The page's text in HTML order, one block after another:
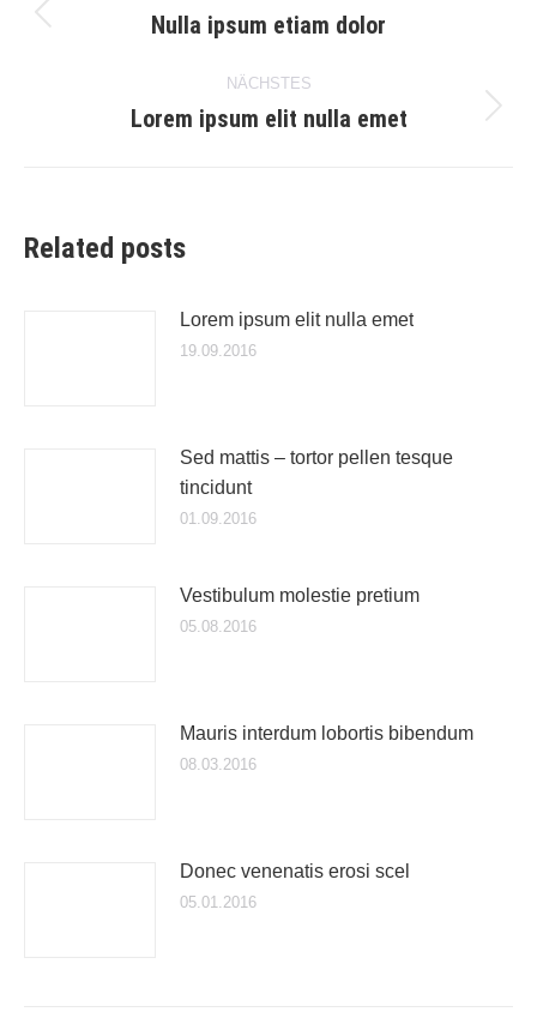
Vorheriger
Nulla ipsum etiam dolor
NÄCHSTES
Nächster
Lorem ipsum elit nulla emet
Related posts
Lorem ipsum elit nulla emet
19.09.2016
Sed mattis – tortor pellen tesque
tincidunt
01.09.2016
Vestibulum molestie pretium
05.08.2016
Mauris interdum lobortis bibendum
08.03.2016
Donec venenatis erosi scel
05.01.2016